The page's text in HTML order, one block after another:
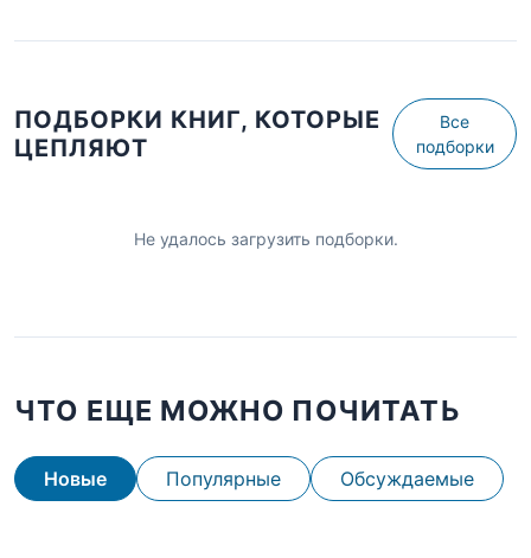
ПОДБОРКИ КНИГ, КОТОРЫЕ
ЦЕПЛЯЮТ
Все
подборки
Не удалось загрузить подборки.
ЧТО ЕЩЕ МОЖНО ПОЧИТАТЬ
Новые Популярные Обсуждаемые